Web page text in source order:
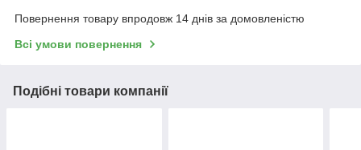
Повернення товару впродовж 14 днів за домовленістю
Всі умови повернення
Подібні товари компанії